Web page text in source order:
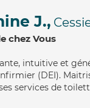
J.,
chez Vous
, intuitive et
(DEI).
services de